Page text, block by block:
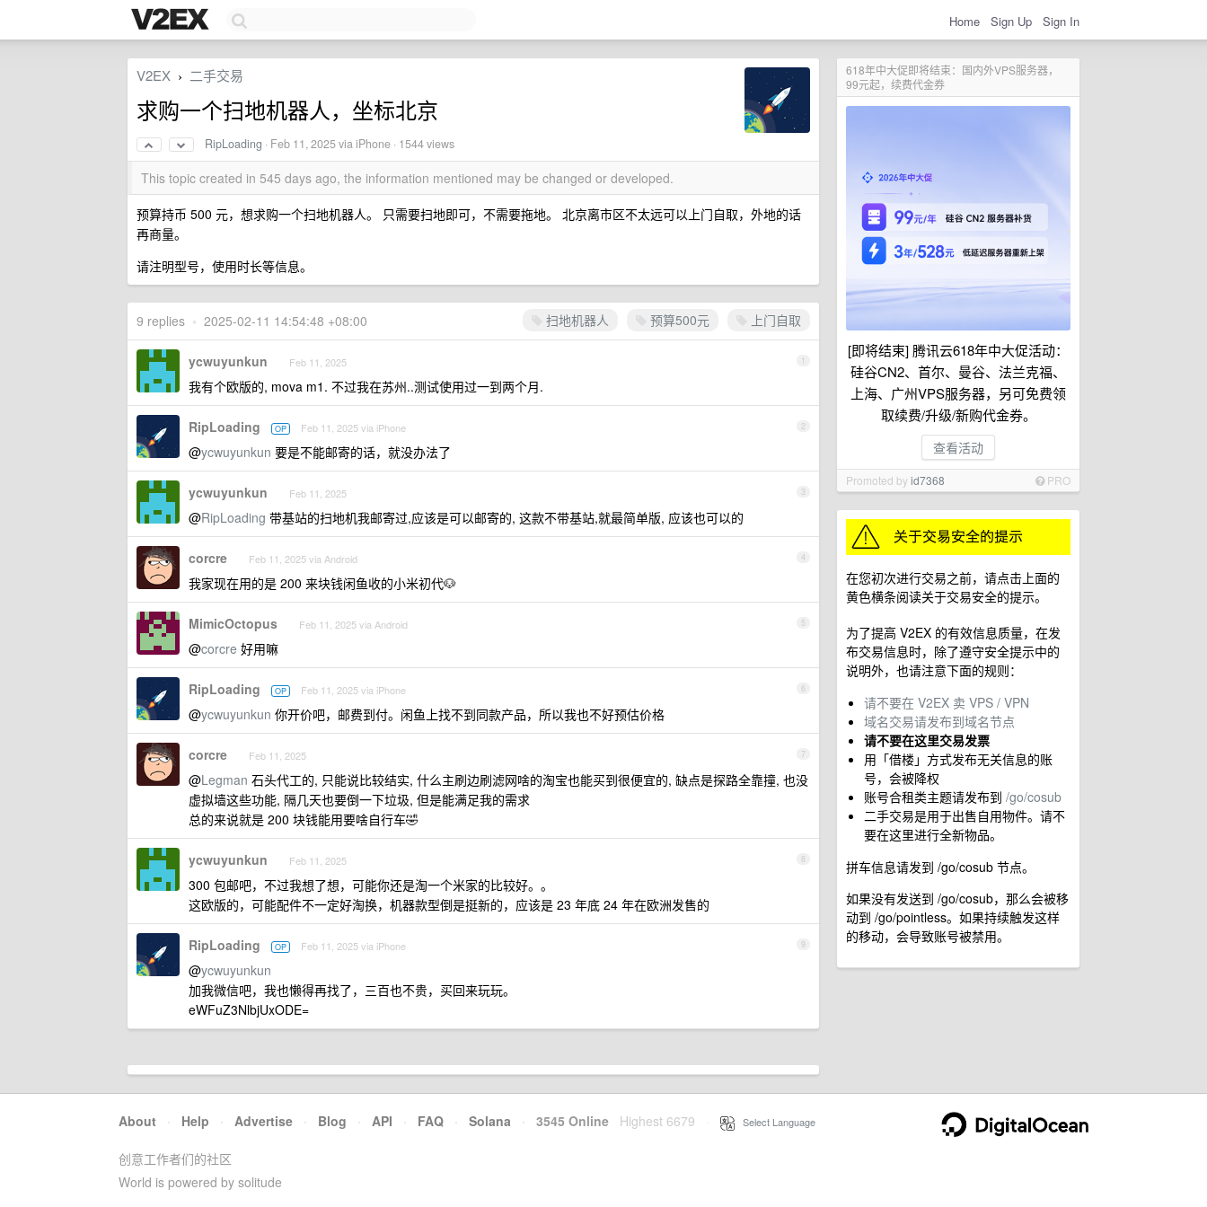
Home Sign Up Sign In
618年中大促即将结束：国内外VPS服务器，
99元起，续费代金券
[即将结束] 腾讯云618年中大促活动：
硅谷CN2、首尔、曼谷、法兰克福、
上海、广州VPS服务器，另可免费领
取续费/升级/新购代金券。
查看活动
Promoted byid7368 PRO
在您初次进行交易之前，请点击上面的
黄色横条阅读关于交易安全的提示。
为了提高 V2EX 的有效信息质量，在发
布交易信息时，除了遵守安全提示中的
说明外，也请注意下面的规则：
请不要在 V2EX 卖 VPS / VPN
域名交易请发布到域名节点
请不要在这里交易发票
用「借楼」方式发布无关信息的账
号，会被降权
账号合租类主题请发布到 /go/cosub
二手交易是用于出售自用物件。请不
要在这里进行全新物品。
拼车信息请发到 /go/cosub 节点。
如果没有发送到 /go/cosub，那么会被移
动到 /go/pointless。如果持续触发这样
的移动，会导致账号被禁用。
V2EX › 二手交易
求购一个扫地机器人，坐标北京
RipLoading · Feb 11, 2025via iPhone · 1544 views
This topic created in 545 days ago, the information mentioned may be changed or developed.
预算持币 500 元，想求购一个扫地机器人。 只需要扫地即可，不需要拖地。 北京离市区不太远可以上门自取，外地的话
再商量。
请注明型号，使用时长等信息。
扫地机器人 预算500元 上门自取
9 replies • 2025-02-11 14:54:48 +08:00
1
ycwuyunkun Feb 11, 2025
我有个欧版的, mova m1. 不过我在苏州..测试使用过一到两个月.
2
RipLoading OP Feb 11, 2025 via iPhone
@ycwuyunkun 要是不能邮寄的话，就没办法了
3
ycwuyunkun Feb 11, 2025
@RipLoading 带基站的扫地机我邮寄过,应该是可以邮寄的, 这款不带基站,就最简单版, 应该也可以的
4
corcre Feb 11, 2025 via Android
我家现在用的是 200 来块钱闲鱼收的小米初代🐶
5
MimicOctopus Feb 11, 2025 via Android
@corcre 好用嘛
6
RipLoading OP Feb 11, 2025 via iPhone
@ycwuyunkun 你开价吧，邮费到付。闲鱼上找不到同款产品，所以我也不好预估价格
7
corcre Feb 11, 2025
@Legman 石头代工的, 只能说比较结实, 什么主刷边刷滤网啥的淘宝也能买到很便宜的, 缺点是探路全靠撞, 也没
虚拟墙这些功能, 隔几天也要倒一下垃圾, 但是能满足我的需求
总的来说就是 200 块钱能用要啥自行车🤣
8
ycwuyunkun Feb 11, 2025
300 包邮吧，不过我想了想，可能你还是淘一个米家的比较好。。
这欧版的，可能配件不一定好淘换，机器款型倒是挺新的，应该是 23 年底 24 年在欧洲发售的
9
RipLoading OP Feb 11, 2025 via iPhone
@ycwuyunkun
加我微信吧，我也懒得再找了，三百也不贵，买回来玩玩。
eWFuZ3NlbjUxODE=
About · Help · Advertise · Blog · API · FAQ · Solana · 3545 Online Highest 6679 Select Language
创意工作者们的社区
World is powered by solitude